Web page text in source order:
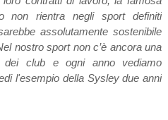
non rientra negli sport definiti
assolutamente sostenibile
nostro sport non c’è ancora una
dei club e ogni anno vediamo
l'esempio della Sysley due anni